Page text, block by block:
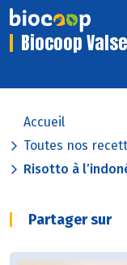
Biocoop
Accueil
Toutes nos
Risotto à
Partager sur